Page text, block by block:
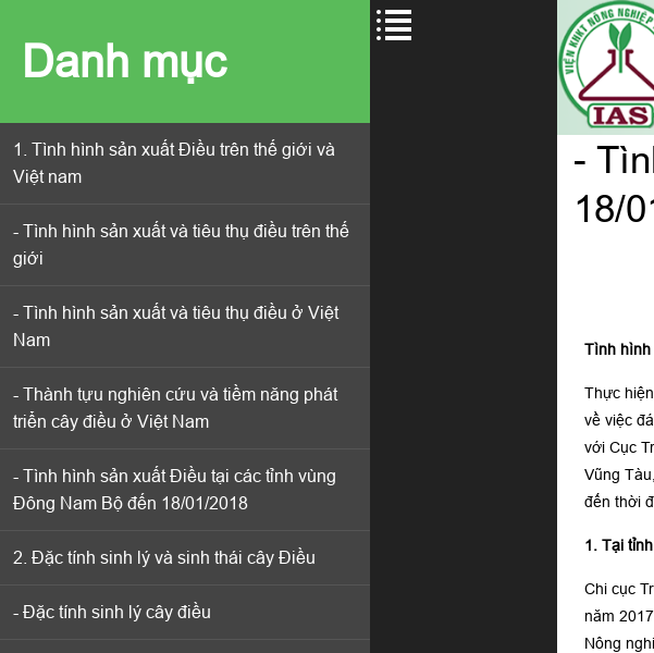
Danh mục
1. Tình hình sản xuất Điều trên thế giới và
Việt nam
- Tình hình sản xuất và tiêu thụ điều trên thế
giới
- Tình hình sản xuất và tiêu thụ điều ở Việt
Nam
- Thành tựu nghiên cứu và tiềm năng phát
triển cây điều ở Việt Nam
- Tình hình sản xuất Điều tại các tỉnh vùng
Đông Nam Bộ đến 18/01/2018
2. Đặc tính sinh lý và sinh thái cây Điều
- Đặc tính sinh lý cây điều
Danh mục
1. Tình hình sản xuất Điều trên thế giới và
Việt nam
- Tình hình sản xuất và tiêu thụ điều trên thế
giới
- Tình hình sản xuất và tiêu thụ điều ở Việt
Nam
- Thành tựu nghiên cứu và tiềm năng phát
triển cây điều ở Việt Nam
- Tình hình sản xuất Điều tại các tỉnh vùng
Đông Nam Bộ đến 18/01/2018
2. Đặc tính sinh lý và sinh thái cây Điều
- Đặc tính sinh lý cây điều
-
18/
Tình hình
Thực
về việc
với Cục
Vũng
đến thời
1. Tại
Chi cục
năm
Nông